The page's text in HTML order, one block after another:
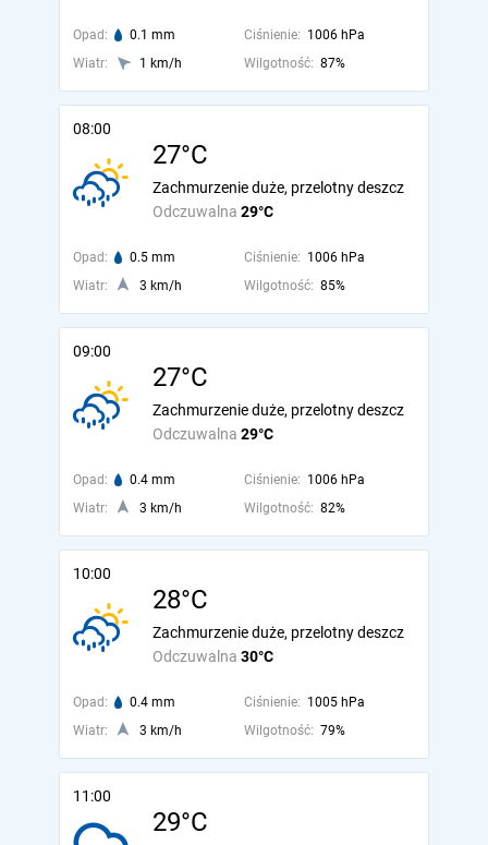
Opad: 0.1 mm Ciśnienie: 1006 hPa
Wiatr:
1 km/h Wilgotność: 87%
08:00
27°C
Odczuwalna 29°C
Zachmurzenie duże, przelotny deszcz
Opad: 0.5 mm Ciśnienie: 1006 hPa
Wiatr:
3 km/h Wilgotność: 85%
09:00
27°C
Odczuwalna 29°C
Zachmurzenie duże, przelotny deszcz
Opad: 0.4 mm Ciśnienie: 1006 hPa
Wiatr:
3 km/h Wilgotność: 82%
10:00
28°C
Odczuwalna 30°C
Zachmurzenie duże, przelotny deszcz
Opad: 0.4 mm Ciśnienie: 1005 hPa
Wiatr:
3 km/h Wilgotność: 79%
11:00
29°C